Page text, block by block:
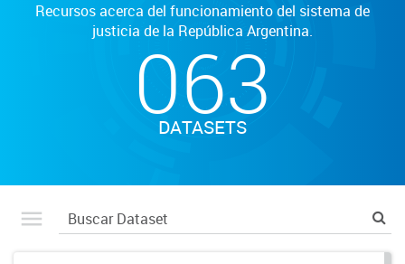
Recursos acerca del funcionamiento del sistema de
justicia de la República Argentina.
063
DATASETS